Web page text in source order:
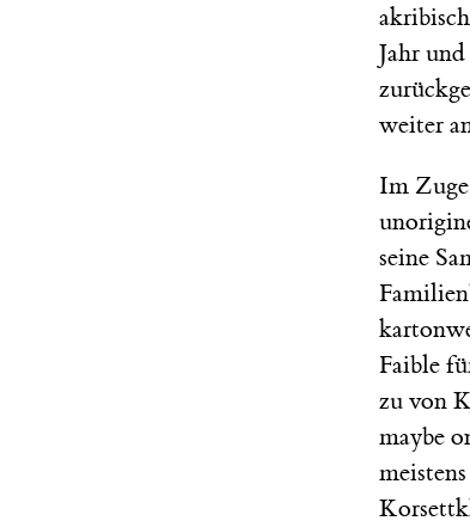
Jahr
weiter
Im
seine
Faible
zu von
maybe